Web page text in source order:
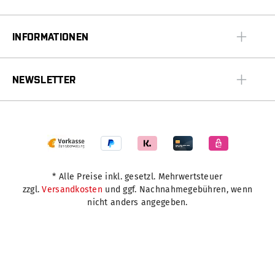
INFORMATIONEN
NEWSLETTER
* Alle Preise inkl. gesetzl. Mehrwertsteuer
zzgl.Versandkosten und ggf. Nachnahmegebühren, wenn
nicht anders angegeben.